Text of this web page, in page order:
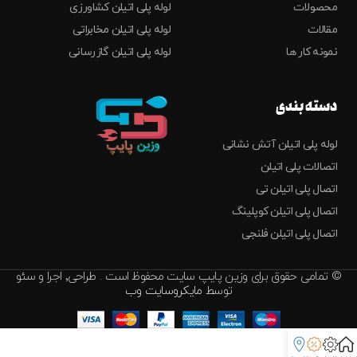
محصولات
مقالات
نمونه کار ها
لوله پلی اتیلن کشاورزی
لوله پلی اتیلن مخابراتی
لوله پلی اتیلن گازرسانی
دسته بندی
لوله پلی اتیلن آتش نشانی
اتصالات پلی اتیلن
اتصال پلی اتیلن تی
اتصال پلی اتیلن کوپلینگ
اتصال پلی اتیلن فلنجی
© تمامی حقوق برای وزین پایپ سایت محفوظ است . طراحی٬ اجرا و سئو
توسط مایکروسایت وب